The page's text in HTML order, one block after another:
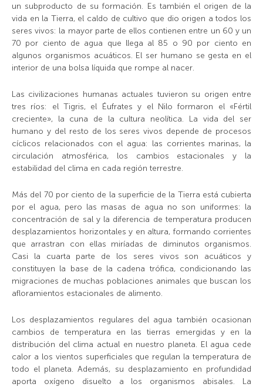
un subproducto de su formación. Es también el origen de la
vida en la Tierra, el caldo de cultivo que dio origen a todos los
seres vivos: la mayor parte de ellos contienen entre un 60 y un
70 por ciento de agua que llega al 85 o 90 por ciento en
algunos organismos acuáticos. El ser humano se gesta en el
interior de una bolsa líquida que rompe al nacer.
Las civilizaciones humanas actuales tuvieron su origen entre
tres ríos: el Tigris, el Éufrates y el Nilo formaron el «Fértil
creciente», la cuna de la cultura neolítica. La vida del ser
humano y del resto de los seres vivos depende de procesos
cíclicos relacionados con el agua: las corrientes marinas, la
circulación atmosférica, los cambios estacionales y la
estabilidad del clima en cada región terrestre.
Más del 70 por ciento de la superficie de la Tierra está cubierta
por el agua, pero las masas de agua no son uniformes: la
concentración de sal y la diferencia de temperatura producen
desplazamientos horizontales y en altura, formando corrientes
que arrastran con ellas miríadas de diminutos organismos.
Casi la cuarta parte de los seres vivos son acuáticos y
constituyen la base de la cadena trófica, condicionando las
migraciones de muchas poblaciones animales que buscan los
afloramientos estacionales de alimento.
Los desplazamientos regulares del agua también ocasionan
cambios de temperatura en las tierras emergidas y en la
distribución del clima actual en nuestro planeta. El agua cede
calor a los vientos superficiales que regulan la temperatura de
todo el planeta. Además, su desplazamiento en profundidad
aporta oxígeno disuelto a los organismos abisales. La